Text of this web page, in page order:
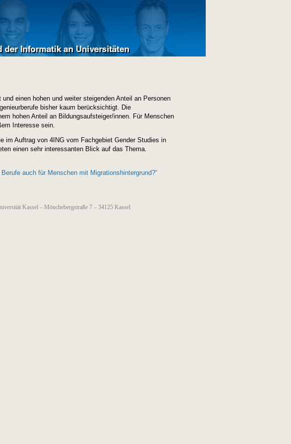
einen hohen und weiter steigenden Anteil an Personen
bisher kaum berücksichtigt. Die
hohen Anteil an Bildungsaufsteiger/innen. Für Menschen
Interesse sein.
im Auftrag von 4ING vom Fachgebiet Gender Studies in
einen sehr interessanten Blick auf das Thema.
auch für Menschen mit Migrationshintergrund?“
Kassel – Mönchebergstraße 7 – 34125 Kassel